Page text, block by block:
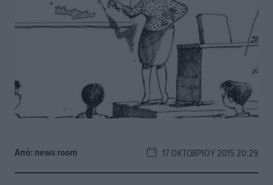
Από: news room 17 ΟΚΤΩΒΡΊΟΥ 2015 20:29